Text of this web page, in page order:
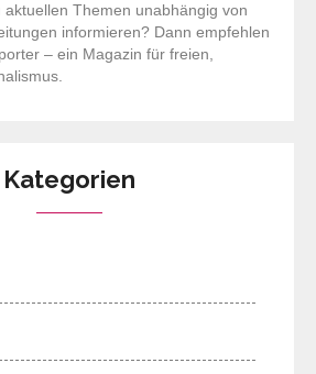
aktuellen Themen unabhängig von
informieren? Dann empfehlen
– ein Magazin für freien,
Kategorien